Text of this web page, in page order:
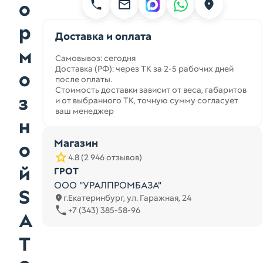
о
р
м
о
з
н
о
й
S
A
T
Доставка и оплата
Самовывоз: сегодня
Доставка (РФ): через ТК за 2-5 рабочих дней
после оплаты.
Стоимость доставки зависит от веса, габаритов
и от выбранного ТК, точную сумму согласует
ваш менеджер
Магазин
4.8 (2 946 отзывов)
ГРОТ
ООО "УРАЛПРОМБАЗА"
г.Екатеринбург, ул. Гаражная, 24
+7 (343) 385-58-96